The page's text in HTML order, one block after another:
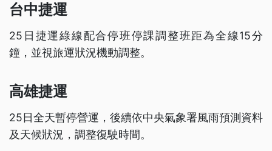
台中捷運
25日捷運綠線配合停班停課調整班距為全線15分
鐘，並視旅運狀況機動調整。
高雄捷運
25日全天暫停營運，後續依中央氣象署風雨預測資料
及天候狀況，調整復駛時間。